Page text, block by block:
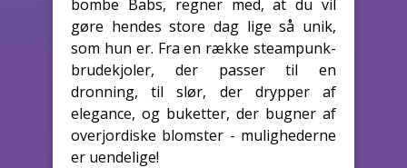
bombe Babs, regner med, at du vil
gøre hendes store dag lige så unik,
som hun er. Fra en række steampunk-
brudekjoler, der passer til en
dronning, til slør, der drypper af
elegance, og buketter, der bugner af
overjordiske blomster - mulighederne
er uendelige!